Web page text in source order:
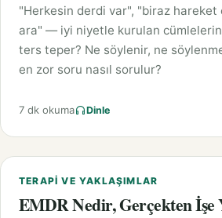
"Herkesin derdi var", "biraz hareket
ara" — iyi niyetle kurulan
ters teper? Ne söylenir, ne
en zor soru nasıl sorulur?
7 dk okuma Dinle
TERAPI VE YAKLAŞIMLAR
EMDR Nedir, Gerçekten İşe